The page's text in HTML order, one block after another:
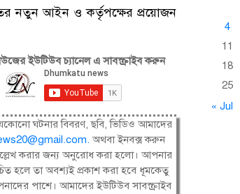
নতুন আইন ও কর্তৃপক্ষের প্রয়োজন
ইউটিউব চ্যানেল এ সাবস্ক্রাইব করুন
ঘটনার বিবরণ, ছবি, ভিডিও আমাদের
. অথবা ইনবক্স করুন
করার জন্য অনুরোধ করা হলো। আপনার
হলে তা অবশ্যই প্রকাশ করা হবে ধূমকেতু
পাশে। আমাদের ইউটিউব সাবস্ক্রাইব
4
11
18
25
« Jul